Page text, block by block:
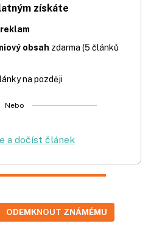
získáte
obsah zdarma (5 článků
na později
Nebo
a dočíst článek
ODEMKNOUT ZNÁMÉMU